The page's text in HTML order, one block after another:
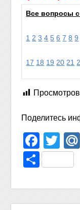
Все вопросы
1 2 3 4 5 6 7 8 9
17 18 19 20 21
Поделитесь